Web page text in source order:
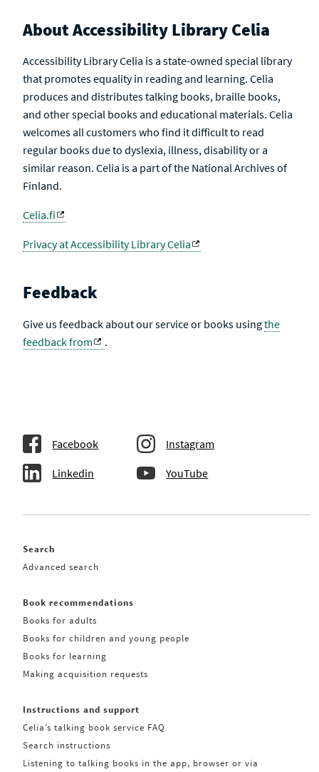
About Accessibility Library Celia
Accessibility Library Celia is a state-owned special library
that promotes equality in reading and learning. Celia
produces and distributes talking books, braille books,
and other special books and educational materials. Celia
welcomes all customers who find it difficult to read
regular books due to dyslexia, illness, disability or a
similar reason. Celia is a part of the National Archives of
Finland.
Celia.fi
Privacy at Accessibility Library Celia
Feedback
Give us feedback about our service or books usingthe
feedback from
.
Facebook Instagram
Linkedin YouTube
Search
Advanced search
Book recommendations
Books for adults
Books for children and young people
Books for learning
Making acquisition requests
Instructions and support
Celia’s talking book service FAQ
Search instructions
Listening to talking books in the app, browser or via